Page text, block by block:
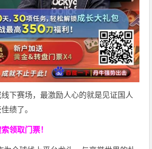
下赛场，最激励人心的就是见证国人
绩了。
领取门票！